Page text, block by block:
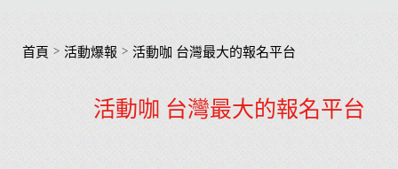
物資
臺北 路線 公益路跑 接力賽
Cosplay 哆啦a夢 健達 Doraemon 名單
首頁 > 活動爆報 > 活動咖 台灣最大的報名平台
活動咖 台灣最大的報名平台